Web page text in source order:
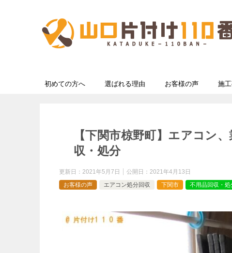
初めての方へ 選ばれる理由 お客様の声 施
【下関市椋野町】エアコン
収・処分
更新日： 2021年5月7日 公開日： 2021年4月13日
お客様の声
エアコン処分回収 下関市 不用品回収・処